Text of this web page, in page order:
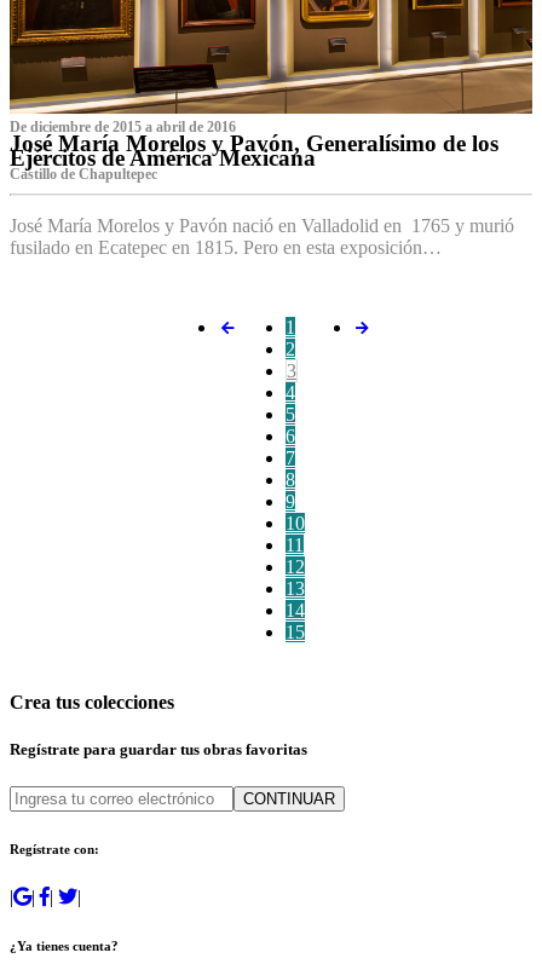
De diciembre de 2015 a abril de 2016
José María Morelos y Pavón, Generalísimo de los
Ejércitos de América Mexicana
C‌astillo de Chapultepec
José María Morelos y Pavón nació en Valladolid en 1765 y murió
fusilado en Ecatepec en 1815. Pero en esta exposición…
1
2
3
4
5
6
7
8
9
10
11
12
13
14
15
Crea tus colecciones
Regístrate para guardar tus obras favoritas
CONTINUAR
Regístrate con:
| | | |
¿Ya tienes cuenta?